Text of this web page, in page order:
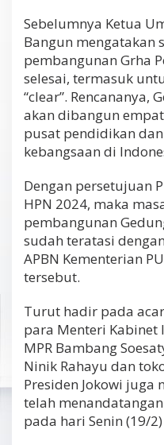
Sebelumnya Ketua
Bangun mengatakan
pembangunan Grha
selesai, termasuk
“clear”. Rencananya,
akan dibangun
pusat pendidikan
kebangsaan di
Dengan persetujuan
HPN 2024, maka
pembangunan
sudah teratasi
APBN Kementerian
tersebut.
Turut hadir pada
para Menteri Kabinet
MPR Bambang
Ninik Rahayu dan
Presiden Jokowi juga
telah
pada hari Senin (19/